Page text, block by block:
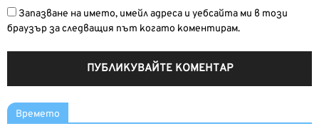
Запазване на името, имейл адреса и уебсайта ми в този
браузър за следващия път когато коментирам.
Времето